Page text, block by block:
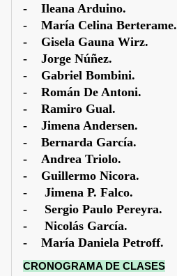
- Ileana Arduino.
- María Celina Berterame.
- Gisela Gauna Wirz.
- Jorge Núñez.
- Gabriel Bombini.
- Román De Antoni.
- Ramiro Gual.
- Jimena Andersen.
- Bernarda García.
- Andrea Triolo.
- Guillermo Nicora.
- Jimena P. Falco.
- Sergio Paulo Pereyra.
- Nicolás García.
- María Daniela Petroff.
CRONOGRAMA DE CLASES